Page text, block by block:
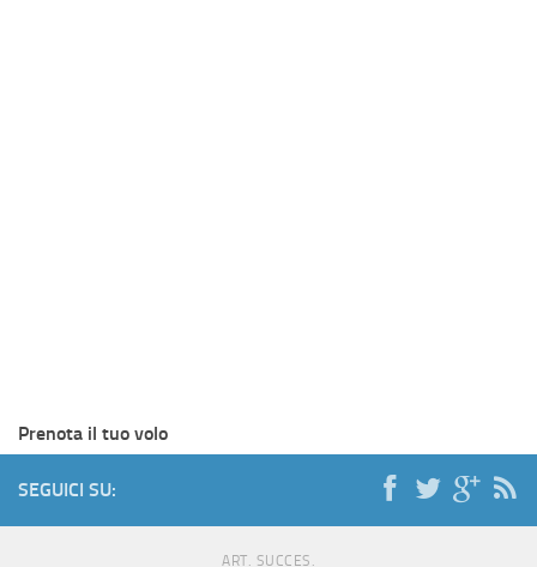
Prenota il tuo volo
SEGUICI SU:
ART. SUCCES.